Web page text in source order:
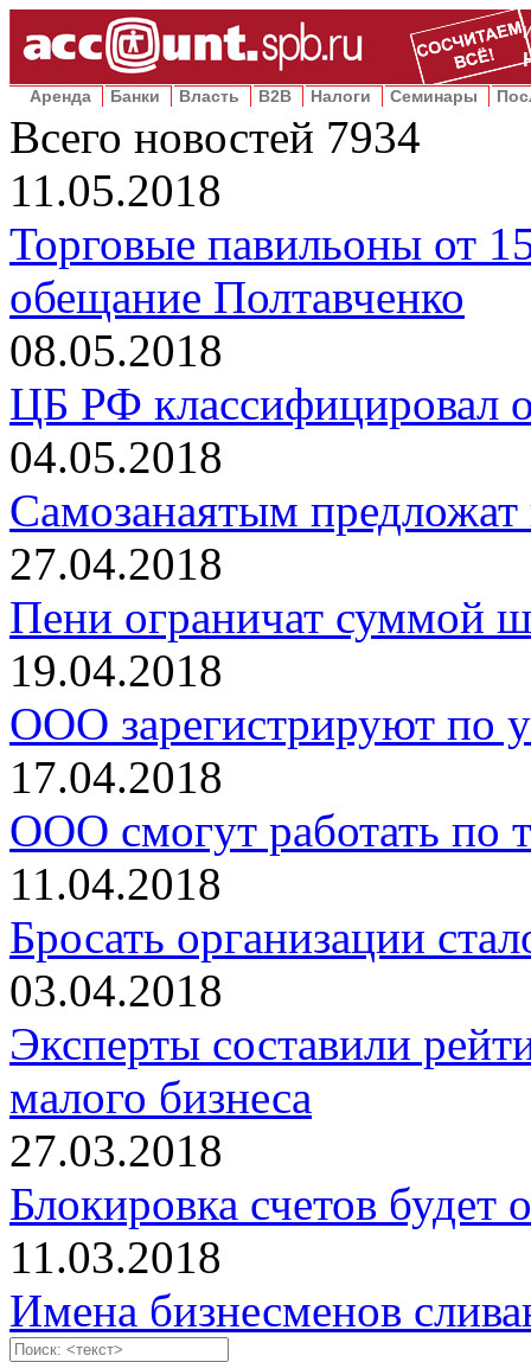
Аренда Банки Власть B2B Налоги Семинары
Всего новостей 7934
11.05.2018
Торговые павильоны от
обещание Полтавченко
08.05.2018
ЦБ РФ классифицировал
04.05.2018
Самозанаятым предложат
27.04.2018
Пени ограничат суммой
19.04.2018
ООО зарегистрируют по
17.04.2018
ООО смогут работать по
11.04.2018
Бросать организации
03.04.2018
Эксперты составили
малого бизнеса
27.03.2018
Блокировка счетов будет
11.03.2018
Имена бизнесменов